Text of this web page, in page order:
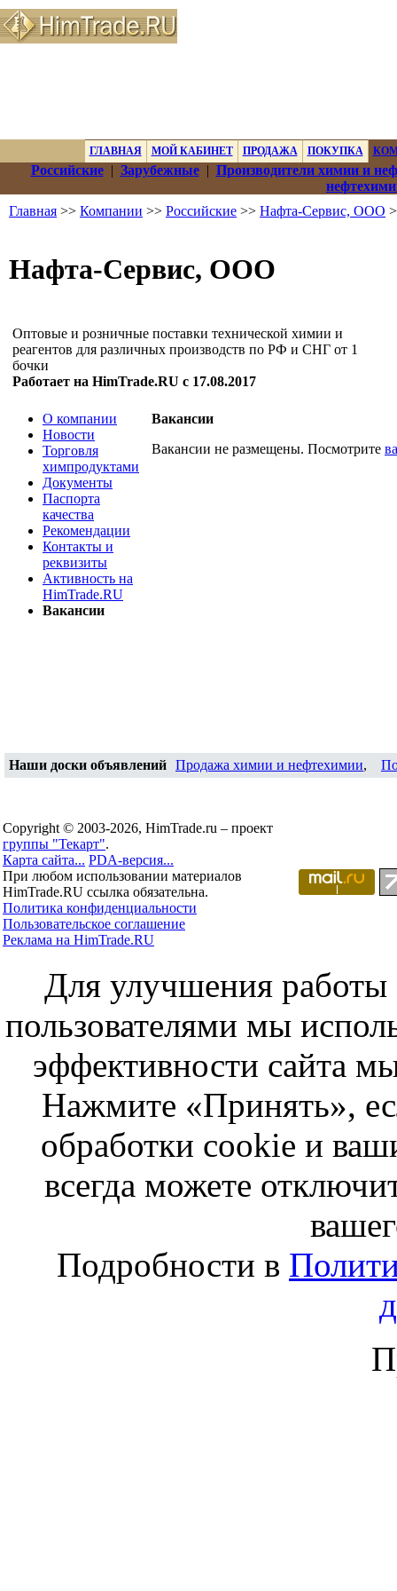
ГЛАВНАЯ МОЙ КАБИНЕТ ПРОДАЖА ПОКУПКА
Российские| Зарубежные| Производители химии и
Главная >> Компании >> Российские >> Нафта-Сервис, ООО
Нафта-Сервис, ООО
Оптовые и розничные поставки технической химии и
реагентов для различных производств по РФ и СНГ от 1
бочки
Работает на HimTrade.RU с 17.08.2017
О компании
Новости
Торговля
химпродуктами
Документы
Паспорта
качества
Рекомендации
Контакты и
реквизиты
Активность на
HimTrade.RU
Вакансии
Вакансии
Вакансии не размещены. Посмотрите
Наши доски объявлений Продажа химии и нефтехимии,
Copyright © 2003-2026, HimTrade.ru – проект
группы "Текарт".
Карта сайта... PDA-версия...
При любом использовании материалов
HimTrade.RU ссылка обязательна.
Политика конфиденциальности
Пользовательское соглашение
Реклама на HimTrade.RU
Для улучшения работы
пользователями мы
эффективности сайта
Нажмите «Принять»,
обработки cookie и
всегда можете
Подробности в